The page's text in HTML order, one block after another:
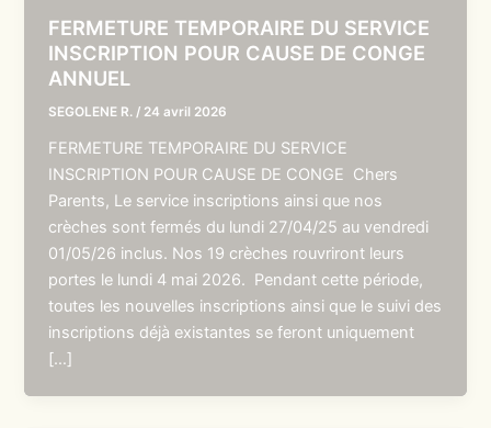
FERMETURE TEMPORAIRE DU SERVICE
INSCRIPTION POUR CAUSE DE CONGE
ANNUEL
SEGOLENE R. / 24 avril 2026
FERMETURE TEMPORAIRE DU SERVICE
INSCRIPTION POUR CAUSE DE CONGE Chers
Parents, Le service inscriptions ainsi que nos
crèches sont fermés du lundi 27/04/25 au vendredi
01/05/26 inclus. Nos 19 crèches rouvriront leurs
portes le lundi 4 mai 2026. Pendant cette période,
toutes les nouvelles inscriptions ainsi que le suivi des
inscriptions déjà existantes se feront uniquement
[…]